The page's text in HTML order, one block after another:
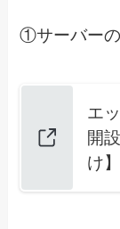
①サーバー
エ
開
け】